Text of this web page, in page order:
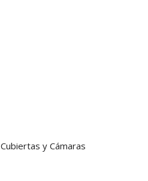
Cubiertas y Cámaras